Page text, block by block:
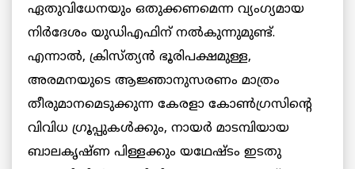
ഏതുവിധേനയും ഒതുക്കണമെന്ന വ്യംഗ്യമായ
നിർദേശം യുഡിഎഫിന് നല്‍കുന്നുമുണ്ട്.
എന്നാല്‍, ക്രിസ്ത്യന്‍ ഭൂരിപക്ഷമുള്ള,
അരമനയുടെ ആജ്ഞാനുസരണം മാത്രം
തീരുമാനമെടുക്കുന്ന കേരളാ കോണ്‍ഗ്രസിന്റെ
വിവിധ ഗ്രൂപ്പുകള്‍ക്കും, നായര്‍ മാടമ്പിയായ
ബാലകൃഷ്ണ പിള്ളക്കും യഥേഷ്ടം ഇടതു